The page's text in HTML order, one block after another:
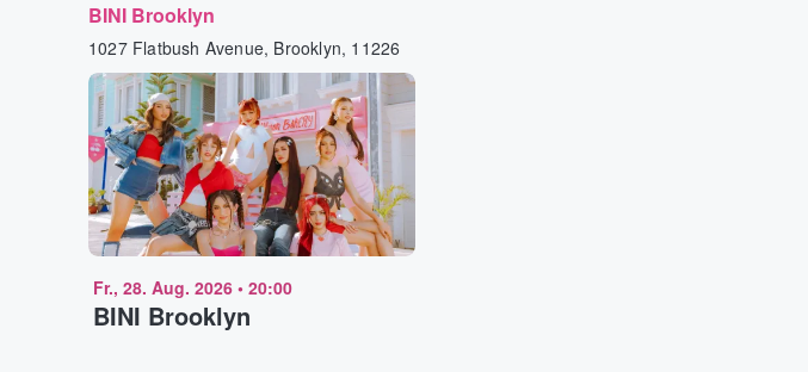
BINI Brooklyn
1027 Flatbush Avenue, Brooklyn, 11226
Fr., 28. Aug. 2026 • 20:00
BINI Brooklyn